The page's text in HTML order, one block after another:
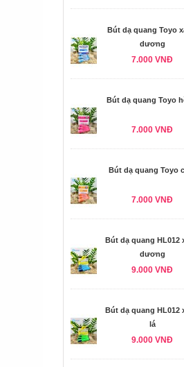
Bút dạ quang Toyo
dương
7.000 VNĐ
Bút dạ quang Toyo
7.000 VNĐ
Bút dạ quang Toyo
7.000 VNĐ
Bút dạ quang HL012
dương
9.000 VNĐ
Bút dạ quang HL012
lá
9.000 VNĐ